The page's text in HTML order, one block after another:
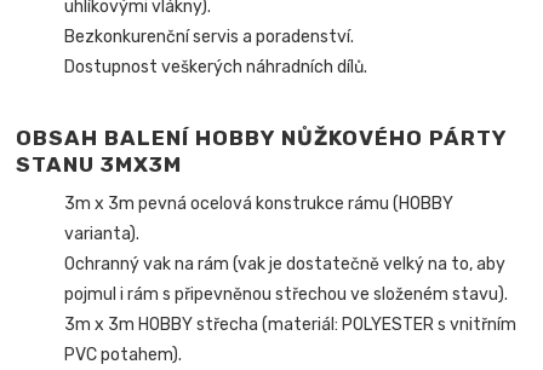
uhlíkovými vlákny).
Bezkonkurenční servis a poradenství.
Dostupnost veškerých náhradních dílů.
OBSAH BALENÍ HOBBY NŮŽKOVÉHO PÁRTY
STANU 3MX3M
3m x 3m pevná ocelová konstrukce rámu (HOBBY
varianta).
Ochranný vak na rám (vak je dostatečně velký na to, aby
pojmul i rám s připevněnou střechou ve složeném stavu).
3m x 3m HOBBY střecha (materiál: POLYESTER s vnitřním
PVC potahem).